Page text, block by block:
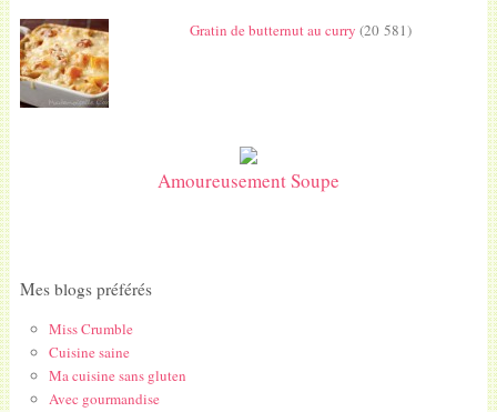
Gratin de butternut au curry (20 581)
Amoureusement Soupe
Mes blogs préférés
Miss Crumble
Cuisine saine
Ma cuisine sans gluten
Avec gourmandise